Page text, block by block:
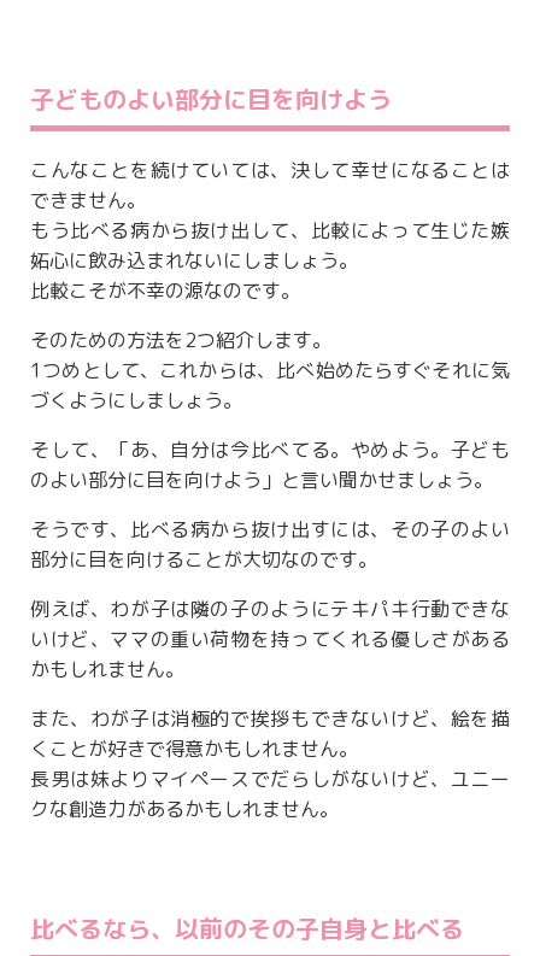
子どものよい部分に目を向けよう
こんなことを続けていては、決して幸せになることは
できません。
もう比べる病から抜け出して、比較によって生じた嫉
妬心に飲み込まれないにしましょう。
比較こそが不幸の源なのです。
そのための方法を2つ紹介します。
1つめとして、これからは、比べ始めたらすぐそれに気
づくようにしましょう。
そして、「あ、自分は今比べてる。やめよう。子ども
のよい部分に目を向けよう」と言い聞かせましょう。
そうです、比べる病から抜け出すには、その子のよい
部分に目を向けることが大切なのです。
例えば、わが子は隣の子のようにテキパキ行動できな
いけど、ママの重い荷物を持ってくれる優しさがある
かもしれません。
また、わが子は消極的で挨拶もできないけど、絵を描
くことが好きで得意かもしれません。
長男は妹よりマイペースでだらしがないけど、ユニー
クな創造力があるかもしれません。
比べるなら、以前のその子自身と比べる